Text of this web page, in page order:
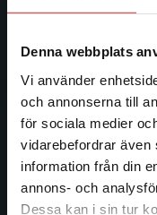
Denna webbplats
Vi använder
och annonserna till
för sociala medier
vidarebefordrar även
information från din
annons- och
Dessa kan i sin tur
Studentlitteratur
facklitteratur,
informationstjänster
längs hela
Kontakta oss
Kontakta oss